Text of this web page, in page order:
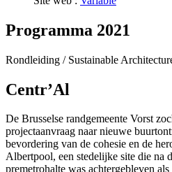
Programma 2021
Rondleiding / Sustainable
Centr’Al
De Brusselse randgemeente Vorst
projectaanvraag naar nieuwe
bevordering van de cohesie en de
Albertpool, een stedelijke site die na
premetrohalte was achtergebleven